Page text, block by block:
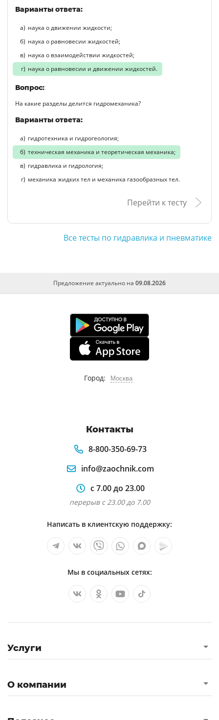
Варианты ответа:
наука о движении жидкости;
наука о равновесии жидкостей;
наука о взаимодействии жидкостей;
наука о равновесии и движении жидкостей.
Вопрос:
На какие разделы делится гидромеханика?
Варианты ответа:
гидротехника и гидрогеология;
техническая механика и теоретическая механика;
гидравлика и гидрология;
механика жидких тел и механика газообразных тел.
Перейти к тесту
Все тесты по гидравлика и пневматике
Предложение актуально на 09.08.2026
Город: Москва
Контакты
8-800-350-69-73
info@zaochnik.com
с 7.00 до 23.00
перерыв с 23.00 до 7.00
Написать в клиентскую поддержку:
Мы в социальных сетях:
Услуги
О компании